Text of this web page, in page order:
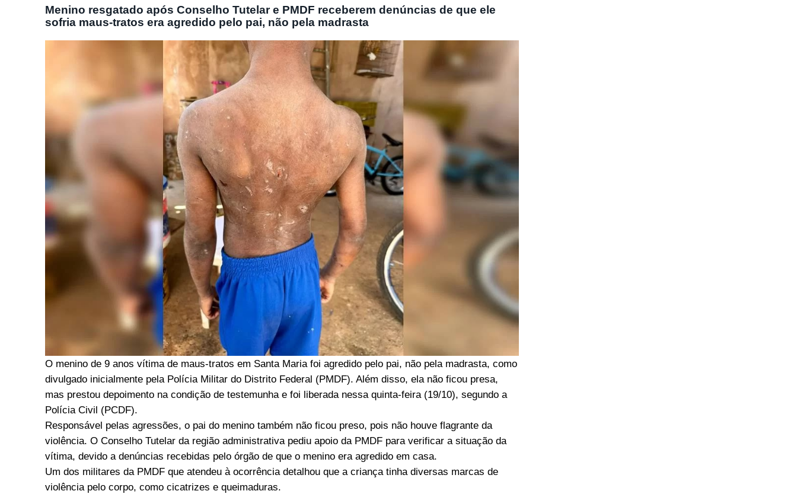
Menino resgatado após Conselho Tutelar e PMDF receberem denúncias de que ele
sofria maus-tratos era agredido pelo pai, não pela madrasta
O menino de 9 anos vítima de maus-tratos em Santa Maria foi agredido pelo pai, não pela madrasta, como
divulgado inicialmente pela Polícia Militar do Distrito Federal (PMDF). Além disso, ela não ficou presa,
mas prestou depoimento na condição de testemunha e foi liberada nessa quinta-feira (19/10), segundo a
Polícia Civil (PCDF).
Responsável pelas agressões, o pai do menino também não ficou preso, pois não houve flagrante da
violência. O Conselho Tutelar da região administrativa pediu apoio da PMDF para verificar a situação da
vítima, devido a denúncias recebidas pelo órgão de que o menino era agredido em casa.
Um dos militares da PMDF que atendeu à ocorrência detalhou que a criança tinha diversas marcas de
violência pelo corpo, como cicatrizes e queimaduras.